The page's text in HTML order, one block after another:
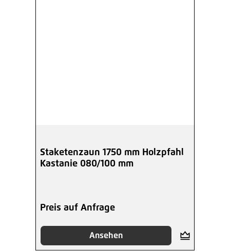
Staketenzaun 1750 mm Holzpfahl
Kastanie 080/100 mm
Preis auf Anfrage
Ansehen